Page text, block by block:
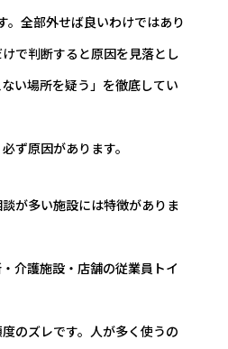
。全部外せば良いわけではあり
で判断すると原因を見落とし
い場所を疑う」を徹底してい
ず原因があります。
が多い施設には特徴がありま
介護施設・店舗の従業員トイ
のズレです。人が多く使うの